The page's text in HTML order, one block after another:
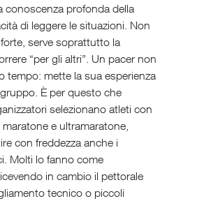
conoscenza profonda della
di leggere le situazioni. Non
serve soprattutto la
“per gli altri”. Un pacer non
tempo: mette la sua esperienza
È per questo che
selezionano atleti con
e ultramaratone,
con freddezza anche i
Molti lo fanno come
in cambio il pettorale
tecnico o piccoli